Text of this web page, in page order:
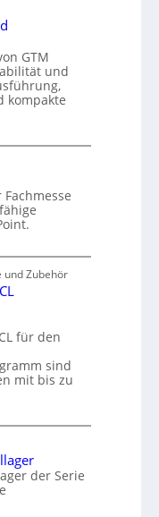
GTM
und
kompakte
und Zubehör
für den
sind
mit bis zu
der Serie